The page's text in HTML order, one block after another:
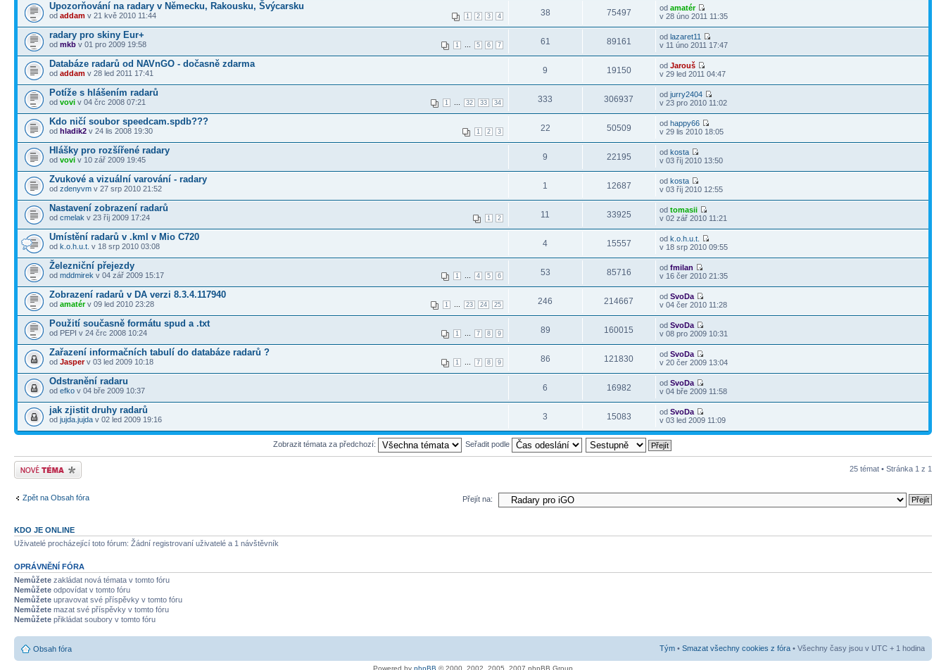
Upozorňování na radary v Německu, Rakousku, Švýcarsku
1 2 3 4
od addam v 21 kvě 2010 11:44 38 75497 odamatér
v 28 úno 2011 11:35
radary pro skiny Eur+
1 5 6 7
od mkb v 01 pro 2009 19:58 61 89161 odlazaret11
v 11 úno 2011 17:47
Databáze radarů od NAVnGO - dočasně zdarma
od addam v 28 led 2011 17:41 9 19150 odJarouš
v 29 led 2011 04:47
Potíže s hlášením radarů
1 32 33 34
od vovi v 04 črc 2008 07:21 333 306937 odjurry2404
v 23 pro 2010 11:02
Kdo ničí soubor speedcam.spdb???
1 2 3
od hladik2 v 24 lis 2008 19:30 22 50509 odhappy66
v 29 lis 2010 18:05
Hlášky pro rozšířené radary
od vovi v 10 zář 2009 19:45 9 22195 odkosta
v 03 říj 2010 13:50
Zvukové a vizuální varování - radary
od zdenyvm v 27 srp 2010 21:52 1 12687 odkosta
v 03 říj 2010 12:55
Nastavení zobrazení radarů
1 2
od cmelak v 23 říj 2009 17:24 11 33925 odtomasii
v 02 zář 2010 11:21
Umístění radarů v .kml v Mio C720
od k.o.h.u.t. v 18 srp 2010 03:08 4 15557 odk.o.h.u.t.
v 18 srp 2010 09:55
Železniční přejezdy
1 4 5 6
od mddmirek v 04 zář 2009 15:17 53 85716 odfmilan
v 16 čer 2010 21:35
Zobrazení radarů v DA verzi 8.3.4.117940
1 23 24 25
od amatérv 09 led 2010 23:28 246 214667 odSvoDa
v 04 čer 2010 11:28
Použití současně formátu spud a .txt
1 7 8 9
od PEPI v 24 črc 2008 10:24 89 160015 odSvoDa
v 08 pro 2009 10:31
Zařazení informačních tabulí do databáze radarů ?
1 7 8 9
od Jasperv 03 led 2009 10:18 86 121830 odSvoDa
v 20 čer 2009 13:04
Odstranění radaru
od efko v 04 bře 2009 10:37 6 16982 odSvoDa
v 04 bře 2009 11:58
jak zjistit druhy radarů
od jujda.jujda v 02 led 2009 19:16 3 15083 odSvoDa
v 03 led 2009 11:09
Zobrazit témata za předchozí: Seřadit podle
Odeslat nové téma 25 témat • Stránka 1 z 1
Zpět na Obsah fóra Přejít na:
KDO JE ONLINE
Uživatelé procházející toto fórum: Žádní registrovaní uživatelé a 1 návštěvník
OPRÁVNĚNÍ FÓRA
Nemůžete zakládat nová témata v tomto fóru
Nemůžete odpovídat v tomto fóru
Nemůžete upravovat své příspěvky v tomto fóru
Nemůžete mazat své příspěvky v tomto fóru
Nemůžete přikládat soubory v tomto fóru
Obsah fóra Tým • Smazat všechny cookies z fóra • Všechny časy jsou v UTC + 1 hodina
Powered by phpBB © 2000, 2002, 2005, 2007 phpBB Group